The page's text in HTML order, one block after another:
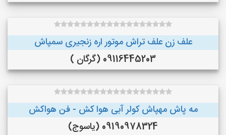
علف زن علف تراش موتور اره زنجیری سمپاش
09116445203 (گرگان )
مه پاش مهپاش کولر آبی هوا کش - فن هواکش
09190978324 (یاسوج)